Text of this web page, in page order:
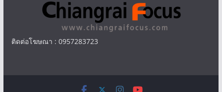
ติดต่อโฆษณา : 0957283723